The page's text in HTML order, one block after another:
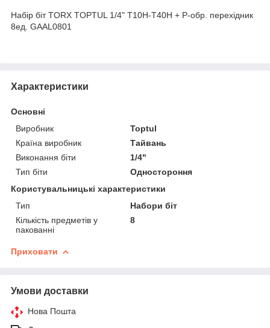
Набір біт TORX TOPTUL 1/4" T10H-T40H + Р-обр. перехідник
8ед. GAAL0801
Характеристики
Основні
Виробник
Toptul
Країна виробник
Тайвань
Виконання біти
1/4"
Тип біти
Одностороння
Користувальницькі характеристики
Тип
Набори біт
Кількість предметів у
пакованні
8
Приховати
Умови доставки
Нова Пошта